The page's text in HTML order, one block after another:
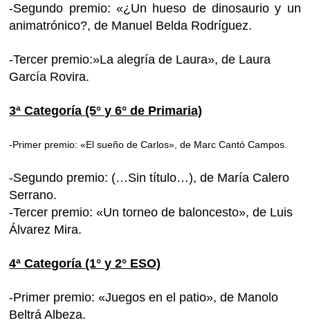
-Segundo premio: «¿Un hueso de dinosaurio y un
animatrónico?, de Manuel Belda Rodríguez.
-Tercer premio:»La alegría de Laura», de Laura
García Rovira.
3ª Categoría (5° y 6° de Primaria)
-Primer premio: «El sueño de Carlos», de Marc Cantó Campos.
-Segundo premio: (…Sin título…), de María Calero
Serrano.
-Tercer premio: «Un torneo de baloncesto», de Luis
Álvarez Mira.
4ª Categoría (1° y 2° ESO)
-Primer premio: «Juegos en el patio», de Manolo
Beltrá Albeza.